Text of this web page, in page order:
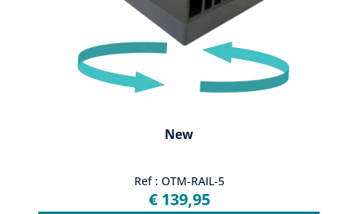
New
Ref : OTM-RAIL-5
€ 139,95